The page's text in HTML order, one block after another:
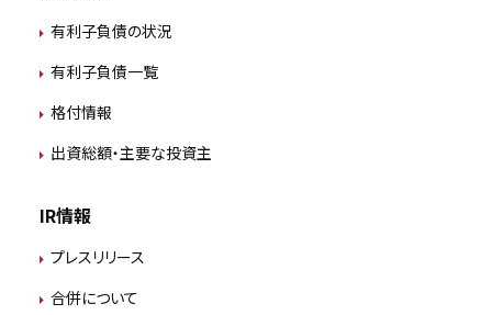
有利子負債の状況
有利子負債一覧
格付情報
出資総額・主要な投資主
IR情報
プレスリリース
合併について